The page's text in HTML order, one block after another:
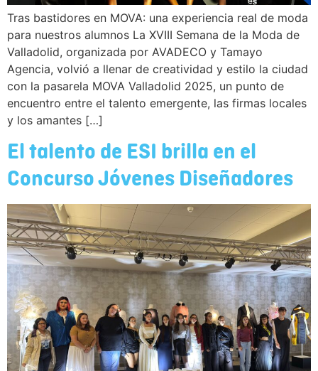
Tras bastidores en MOVA: una experiencia real de moda
para nuestros alumnos La XVIII Semana de la Moda de
Valladolid, organizada por AVADECO y Tamayo
Agencia, volvió a llenar de creatividad y estilo la ciudad
con la pasarela MOVA Valladolid 2025, un punto de
encuentro entre el talento emergente, las firmas locales
y los amantes […]
El talento de ESI brilla en el
Concurso Jóvenes Diseñadores